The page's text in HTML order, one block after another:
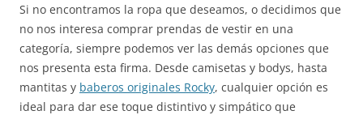
Si no encontramos la ropa que deseamos, o decidimos que
no nos interesa comprar prendas de vestir en una
categoría, siempre podemos ver las demás opciones que
nos presenta esta firma. Desde camisetas y bodys, hasta
mantitas y baberos originales Rocky, cualquier opción es
ideal para dar ese toque distintivo y simpático que